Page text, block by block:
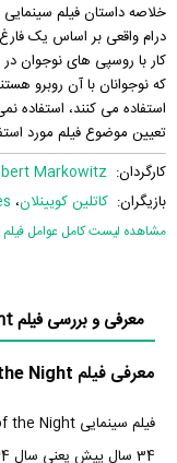
خلاصه داستان فیلم سینمایی Children of the Night
درام واقعی بر اساس یک
کار با روسپی های نوجوان
که نوجوانان با آن روبرو
استفاده می کنند، استفاده
تعیین موضوع فیلم مورد
کارگردان: Markowitz
بازیگران: کاتلین کویینلان،
مشاهده لیست کامل عوامل فیلم
معرفی و بررسی فیلم Children of the Night:
معرفی فیلم Children of the Night
فیلم سینمایی Children of the Night به‌کارگردانی